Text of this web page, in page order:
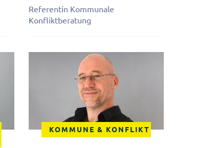
Referentin Kommunale
Konfliktberatung
KOMMUNE & KONFLIKT